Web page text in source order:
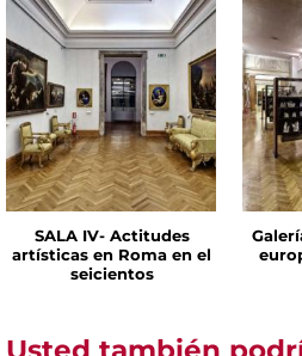
SALA IV- Actitudes
artísticas en Roma en el
seicientos